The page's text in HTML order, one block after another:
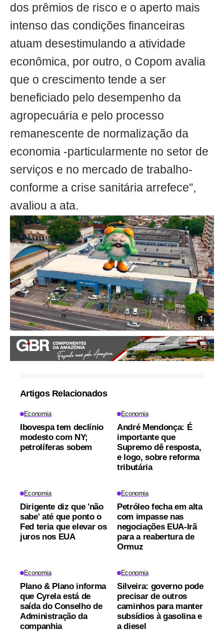
dos prêmios de risco e o aperto mais
intenso das condições financeiras
atuam desestimulando a atividade
econômica, por outro, o Copom avalia
que o crescimento tende a ser
beneficiado pelo desempenho da
agropecuária e pelo processo
remanescente de normalização da
economia -particularmente no setor de
serviços e no mercado de trabalho-
conforme a crise sanitária arrefece",
avaliou a ata.
Artigos Relacionados
Economia
Ibovespa tem declínio
modesto com NY;
petrolíferas sobem
Economia
André Mendonça: É
importante que
Supremo dê resposta,
e logo, sobre reforma
tributária
Economia
Dirigente diz que 'não
sabe' até que ponto o
Fed teria que elevar os
juros nos EUA
Economia
Petróleo fecha em alta
com impasse nas
negociações EUA-Irã
para a reabertura de
Ormuz
Economia
Plano & Plano informa
que Cyrela está de
saída do Conselho de
Administração da
companhia
Economia
Silveira: governo pode
precisar de outros
caminhos para manter
subsídios à gasolina e
a diesel